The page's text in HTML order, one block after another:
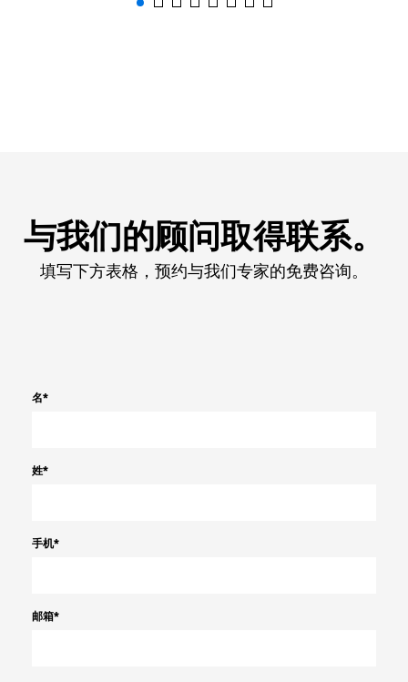
与我们的顾问取得联系。
填写下方表格，预约与我们专家的免费咨询。
名*
姓*
手机*
邮箱*